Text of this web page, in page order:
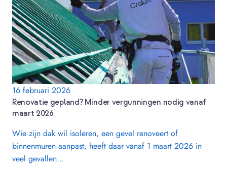
16 februari 2026
Renovatie gepland? Minder vergunningen nodig vanaf
maart 2026
Wie zijn dak wil isoleren, een gevel renoveert of
binnenmuren aanpast, heeft daar vanaf 1 maart 2026 in
veel gevallen…